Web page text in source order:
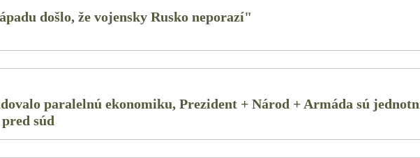
došlo, že vojensky Rusko neporazí"
paralelnú ekonomiku, Prezident + Národ + Armáda sú
súd